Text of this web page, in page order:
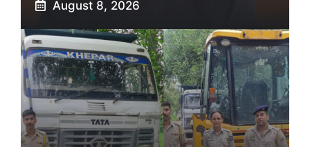
August 8, 2026